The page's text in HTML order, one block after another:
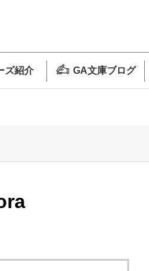
ズ紹介 GA文庫ブログ